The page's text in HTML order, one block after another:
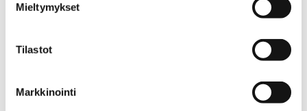
Mieltymykset
Tilastot
Markkinointi
Yhdistyksille ja seuroille
jälkiasennushissin rakentamiseen